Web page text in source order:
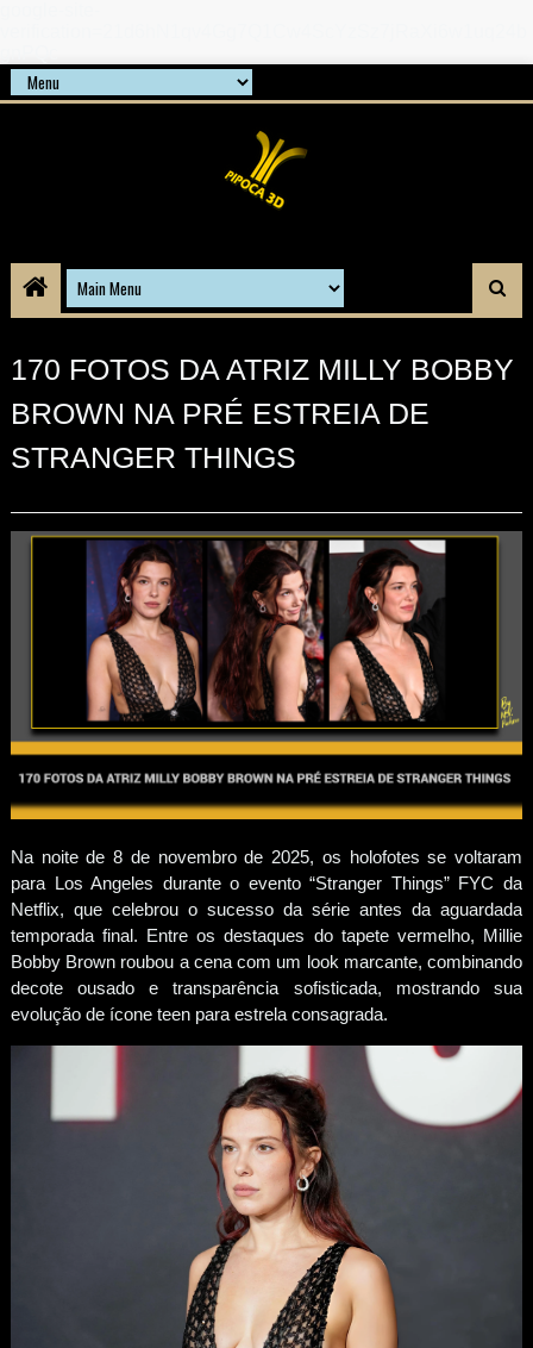
170 FOTOS DA ATRIZ MILLY BOBBY
BROWN NA PRÉ ESTREIA DE
STRANGER THINGS
Na noite de 8 de novembro de 2025, os holofotes se voltaram
para Los Angeles durante o evento “Stranger Things” FYC da
Netflix, que celebrou o sucesso da série antes da aguardada
temporada final. Entre os destaques do tapete vermelho, Millie
Bobby Brown roubou a cena com um look marcante, combinando
decote ousado e transparência sofisticada, mostrando sua
evolução de ícone teen para estrela consagrada.